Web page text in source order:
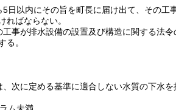
日以内にその旨を町長に届け出て、その工
ればならない。
事が排水設備の設置及び構造に関する法
る。
次に定める基準に適合しない水質の下水を